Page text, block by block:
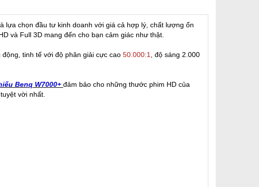
lựa chọn đầu tư kinh doanh với giá cả hợp lý, chất lượng ổn
và Full 3D mang đến cho bạn cảm giác như thật.
tinh tế với độ phân giải cực cao 50.000:1
, độ sáng 2.000
Benq W7000+ đảm bảo cho những thước phim HD của
vời nhất.